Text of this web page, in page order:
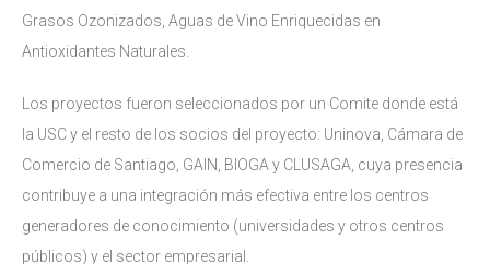
Grasos Ozonizados, Aguas de Vino Enriquecidas en
Antioxidantes Naturales.
Los proyectos fueron seleccionados por un Comite donde está
la USC y el resto de los socios del proyecto: Uninova, Cámara de
Comercio de Santiago, GAIN, BIOGA y CLUSAGA, cuya presencia
contribuye a una integración más efectiva entre los centros
generadores de conocimiento (universidades y otros centros
públicos) y el sector empresarial.